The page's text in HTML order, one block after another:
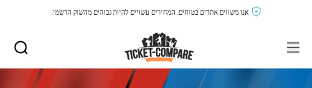
אנו משווים אתרים בטוחים, המחירים עשויים להיות גבוהים מהשוק הרשמי.